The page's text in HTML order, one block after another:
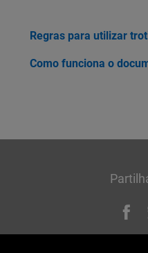
Regras para utilizar
Como funciona o